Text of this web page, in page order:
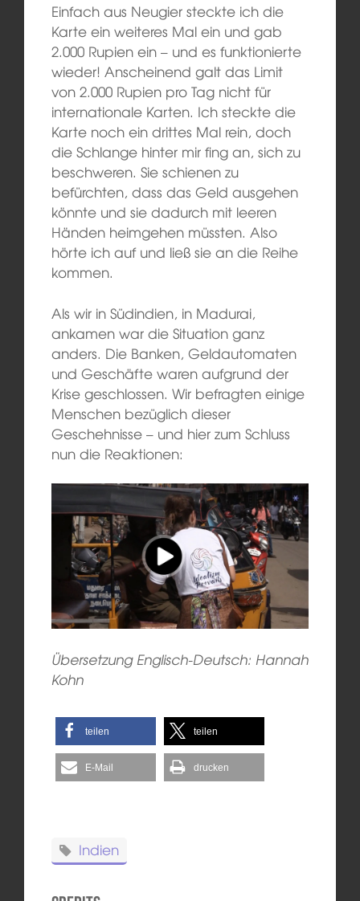
Einfach aus Neugier steckte ich die
Karte ein weiteres Mal ein und gab
2.000 Rupien ein – und es funktionierte
wieder! Anscheinend galt das Limit
von 2.000 Rupien pro Tag nicht für
internationale Karten. Ich steckte die
Karte noch ein drittes Mal rein, doch
die Schlange hinter mir fing an, sich zu
beschweren. Sie schienen zu
befürchten, dass das Geld ausgehen
könnte und sie dadurch mit leeren
Händen heimgehen müssten. Also
hörte ich auf und ließ sie an die Reihe
kommen.
Als wir in Südindien, in Madurai,
ankamen war die Situation ganz
anders. Die Banken, Geldautomaten
und Geschäfte waren aufgrund der
Krise geschlossen. Wir befragten einige
Menschen bezüglich dieser
Geschehnisse – und hier zum Schluss
nun die Reaktionen:
Übersetzung Englisch-Deutsch: Hannah
Kohn
teilen teilen
E-Mail drucken
Indien